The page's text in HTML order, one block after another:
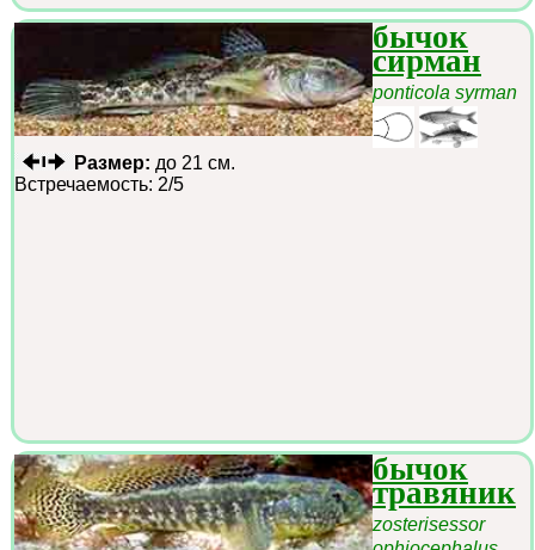
бычок
сирман
ponticola syrman
Размер: до 21 см.
Встречаемость: 2/5
бычок
травяник
zosterisessor